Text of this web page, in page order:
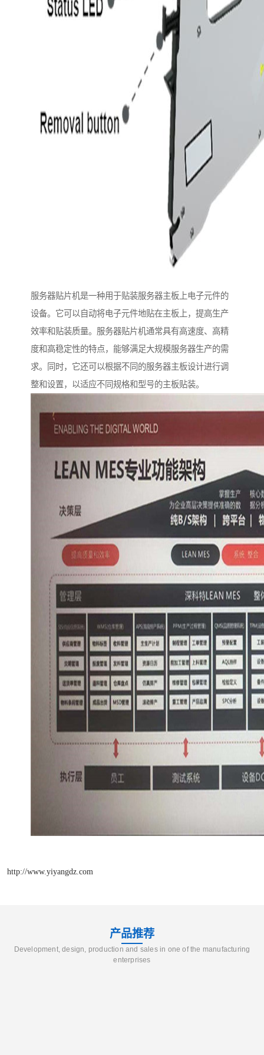
服务器贴片机是一种用于贴装服务器主板上电子元件的
设备。它可以自动将电子元件地贴在主板上，提高生产
效率和贴装质量。服务器贴片机通常具有高速度、高精
度和高稳定性的特点，能够满足大规模服务器生产的需
求。同时，它还可以根据不同的服务器主板设计进行调
整和设置，以适应不同规格和型号的主板贴装。
http://www.yiyangdz.com
产品推荐
Development, design, production and sales in one of the manufacturing
enterprises